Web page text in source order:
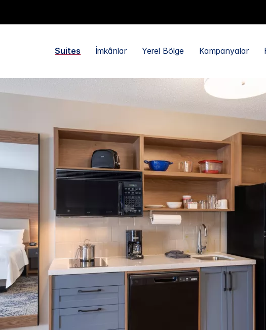
Suites İmkânlar Yerel Bölge Kampanyalar